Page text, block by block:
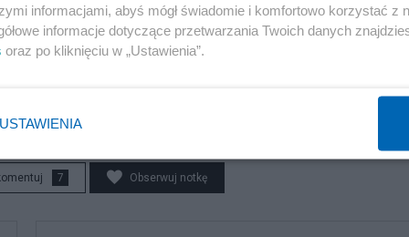
wzywa pan oficerów Wojska Polskiego.
7 Obserwuj notkę
informacjami, abyś mógł świadomie i komfortowo korzystać z
informacje dotyczące przetwarzania Twoich danych
oraz po kliknięciu w „Ustawienia”.
USTAWIENIA